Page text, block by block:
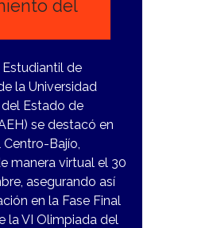
del
de
la Universidad
Estado de
se destacó en
Centro-Bajío,
manera virtual el 30
asegurando así
en la Fase Final
la VI Olimpiada del